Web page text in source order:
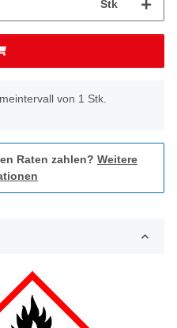
Stk
von 1 Stk.
Raten zahlen? Weitere